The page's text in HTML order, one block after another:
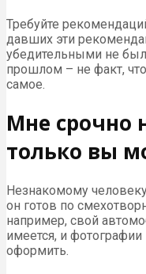
Требуйте
давших эти
убедительными не
прошлом – не факт,
самое.
Мне срочно
только вы
Незнакомому
он готов по
например, свой
имеется, и
оформить.